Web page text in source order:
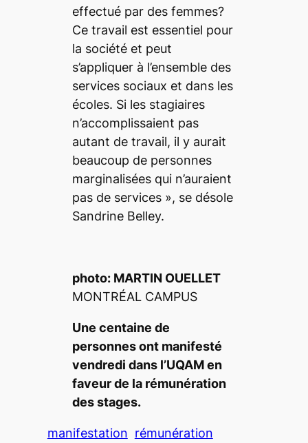
effectué par des femmes?
Ce travail est essentiel pour
la société et peut
s’appliquer à l’ensemble des
services sociaux et dans les
écoles. Si les stagiaires
n’accomplissaient pas
autant de travail, il y aurait
beaucoup de personnes
marginalisées qui n’auraient
pas de services », se désole
Sandrine Belley.
photo: MARTIN OUELLET
MONTRÉAL CAMPUS
Une centaine de
personnes ont manifesté
vendredi dans l’UQAM en
faveur de la rémunération
des stages.
manifestation rémunération